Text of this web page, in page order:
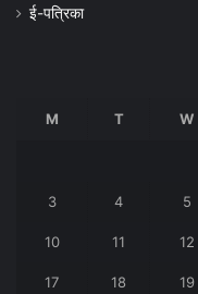
ई-पत्रिका
M T W
3 4 5
10 11 12
17 18 19